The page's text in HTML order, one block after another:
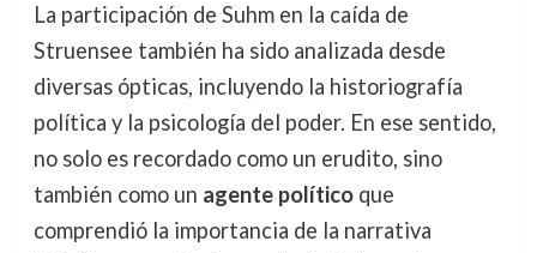
La participación de Suhm en la caída de
Struensee también ha sido analizada desde
diversas ópticas, incluyendo la historiografía
política y la psicología del poder. En ese sentido,
no solo es recordado como un erudito, sino
también como un agente políticoque
comprendió la importancia de la narrativa